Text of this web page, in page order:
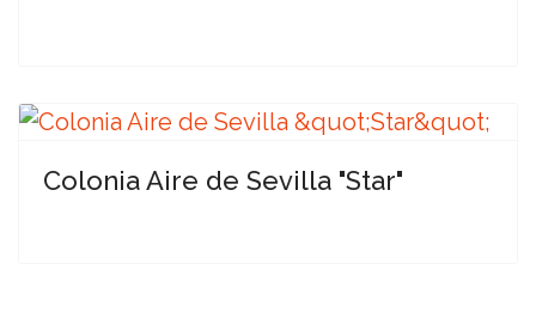
Colonia Aire de Sevilla "Star"